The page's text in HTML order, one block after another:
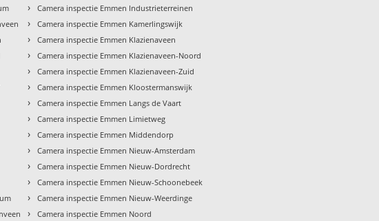
› Camera inspectie Emmen Industrieterreinen
› Camera inspectie Emmen Kamerlingswijk
› Camera inspectie Emmen Klazienaveen
› Camera inspectie Emmen Klazienaveen-Noord
› Camera inspectie Emmen Klazienaveen-Zuid
› Camera inspectie Emmen Kloostermanswijk
› Camera inspectie Emmen Langs de Vaart
› Camera inspectie Emmen Limietweg
› Camera inspectie Emmen Middendorp
› Camera inspectie Emmen Nieuw-Amsterdam
› Camera inspectie Emmen Nieuw-Dordrecht
› Camera inspectie Emmen Nieuw-Schoonebeek
› Camera inspectie Emmen Nieuw-Weerdinge
› Camera inspectie Emmen Noord